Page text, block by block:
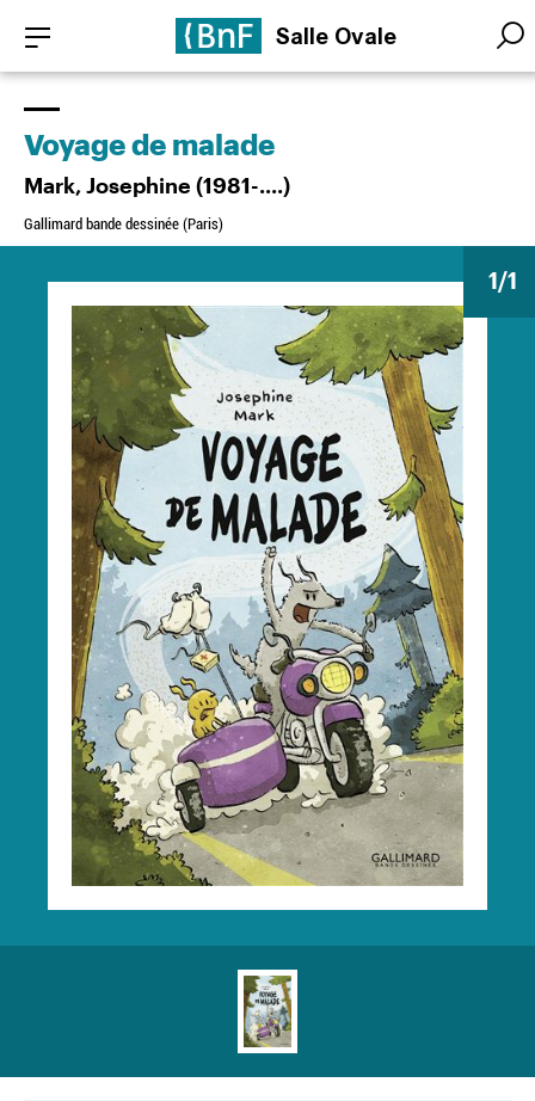
contenu
principal
Salle Ovale
1/1
Voyage de malade
Mark, Josephine (1981-....)
Gallimard bande dessinée (Paris)
Panneau de gestion des cookies